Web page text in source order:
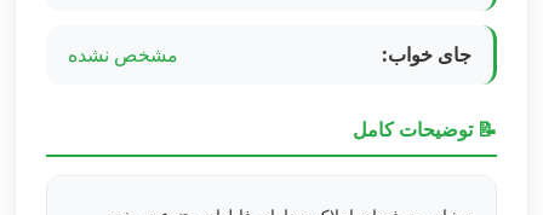
جای خواب: مشخص نشده
📝 توضیحات کامل